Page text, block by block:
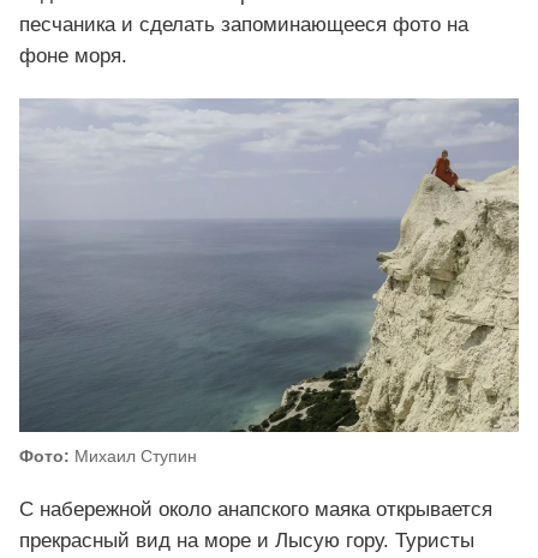
песчаника и сделать запоминающееся фото на
фоне моря.
Фото: Михаил Ступин
С набережной около анапского маяка открывается
прекрасный вид на море и Лысую гору. Туристы